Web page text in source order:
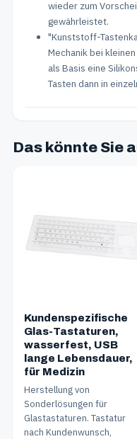
wieder zum
gewährleistet.
"Kunststoff-
Mechanik bei
als Basis eine
Tasten dann in
Das könnte Sie
Kundenspezifische
Glas-Tastaturen,
wasserfest, USB
lange Lebensdauer,
für Medizin
Herstellung von
Sonderlösungen für
Glastastaturen. Tastatur
nach Kundenwunsch,